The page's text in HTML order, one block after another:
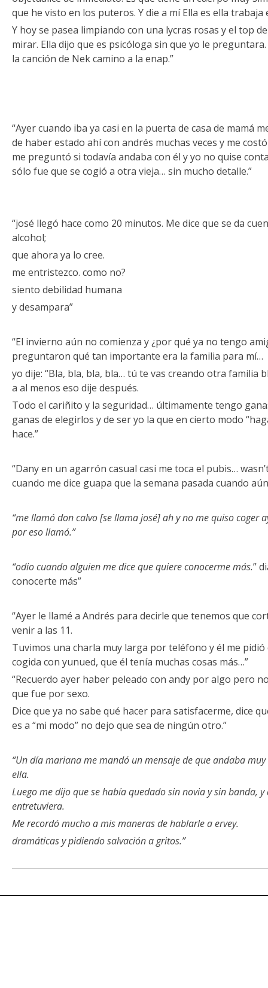
que he visto en los puteros. Y die a mí Ella es ella trabaja
Y hoy se pasea limpiando con una lycras rosas y el top
mirar. Ella dijo que es psicóloga sin que yo le
la canción de Nek camino a la enap.”
“Ayer cuando iba ya casi en la puerta de casa de mamá
de haber estado ahí con andrés muchas veces y me
me preguntó si todavía andaba con él y yo no quise
sólo fue que se cogió a otra vieja… sin mucho detalle.”
“josé llegó hace como 20 minutos. Me dice que se da
alcohol;
que ahora ya lo cree.
me entristezco. como no?
siento debilidad humana
y desampara”
“El invierno aún no comienza y ¿por qué ya no tengo
preguntaron qué tan importante era la familia para mí…
yo dije: “Bla, bla, bla, bla… tú te vas creando otra familia
a al menos eso dije después.
Todo el cariñito y la seguridad… últimamente tengo
ganas de elegirlos y de ser yo la que en cierto modo
hace.”
“Dany en un agarrón casual casi me toca el pubis…
cuando me dice guapa que la semana pasada cuando
“me llamó don calvo [se llama josé] ah y no me quiso coger
por eso llamó.”
“odio cuando alguien me dice que quiere conocerme más.”
conocerte más”
“Ayer le llamé a Andrés para decirle que tenemos que
venir a las 11.
Tuvimos una charla muy larga por teléfono y él me
cogida con yunued, que él tenía muchas cosas más…”
“Recuerdo ayer haber peleado con andy por algo pero
que fue por sexo.
Dice que ya no sabe qué hacer para satisfacerme, dice
es a “mi modo” no dejo que sea de ningún otro.”
“Un día mariana me mandó un mensaje de que andaba
ella.
Luego me dijo que se había quedado sin novia y sin banda,
entretuviera.
Me recordó mucho a mis maneras de hablarle a ervey.
dramáticas y pidiendo salvación a gritos.”